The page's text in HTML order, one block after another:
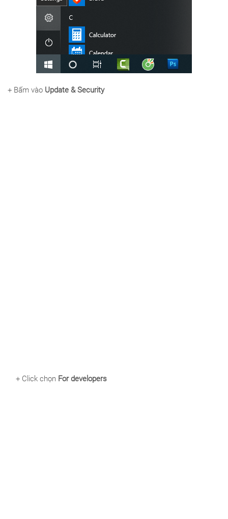
+ Bấm vào Update & Security
+ Click chọn For developers